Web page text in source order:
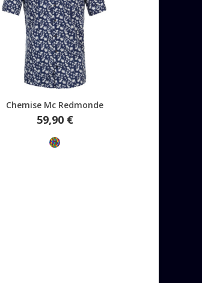
Aperçu rapide
Chemise Mc Redmonde
Prix
59,90 €
Multicolore